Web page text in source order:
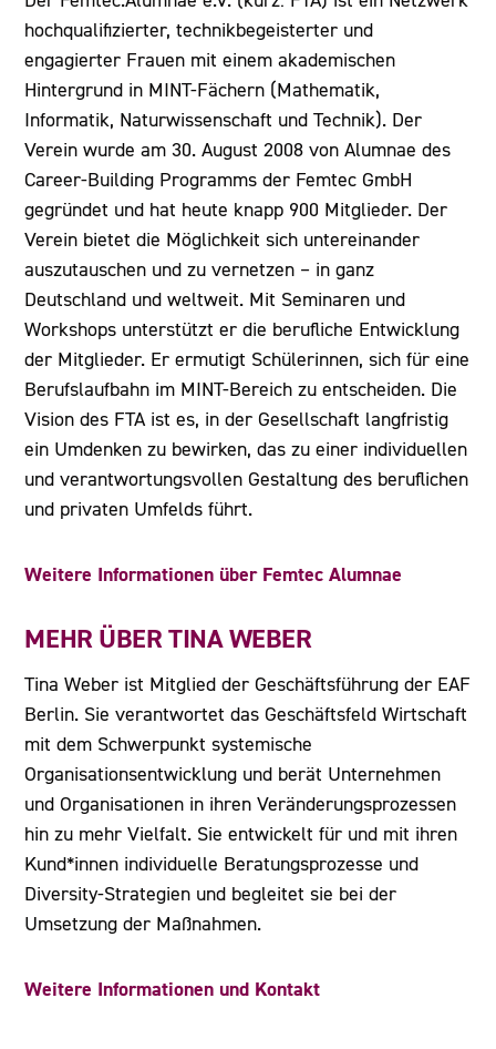
hochqualifizierter, technikbegeisterter und
engagierter Frauen mit einem akademischen
Hintergrund in MINT-Fächern (Mathematik,
Informatik, Naturwissenschaft und Technik). Der
Verein wurde am 30. August 2008 von Alumnae des
Career-Building Programms der Femtec GmbH
gegründet und hat heute knapp 900 Mitglieder. Der
Verein bietet die Möglichkeit sich untereinander
auszutauschen und zu vernetzen – in ganz
Deutschland und weltweit. Mit Seminaren und
Workshops unterstützt er die berufliche Entwicklung
der Mitglieder. Er ermutigt Schülerinnen, sich für eine
Berufslaufbahn im MINT-Bereich zu entscheiden. Die
Vision des FTA ist es, in der Gesellschaft langfristig
ein Umdenken zu bewirken, das zu einer individuellen
und verantwortungsvollen Gestaltung des beruflichen
und privaten Umfelds führt.
Weitere Informationen über Femtec Alumnae
MEHR ÜBER TINA WEBER
Tina Weber ist Mitglied der Geschäftsführung der EAF
Berlin. Sie verantwortet das Geschäftsfeld Wirtschaft
mit dem Schwerpunkt systemische
Organisationsentwicklung und berät Unternehmen
und Organisationen in ihren Veränderungsprozessen
hin zu mehr Vielfalt. Sie entwickelt für und mit ihren
Kund*innen individuelle Beratungsprozesse und
Diversity-Strategien und begleitet sie bei der
Umsetzung der Maßnahmen.
Weitere Informationen und Kontakt